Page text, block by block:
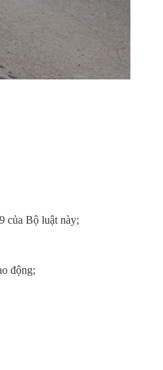
của Bộ luật này;
động;